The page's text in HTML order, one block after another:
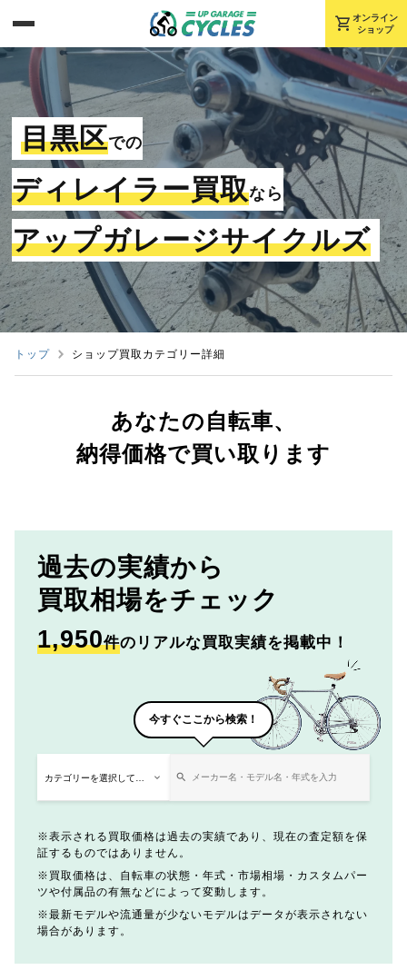
shopping_cart オンライン
ショップ
目黒区での
ディレイラー買取なら
アップガレージサイクルズ
トップ ショップ買取カテゴリー詳細
あなたの自転車、
納得価格で買い取ります
過去の実績から
買取相場をチェック
1,950件のリアルな買取実績を掲載中！
今すぐここから検索！
表示される買取価格は過去の実績であり、現在の査定額を保
証するものではありません。
買取価格は、自転車の状態・年式・市場相場・カスタムパー
ツや付属品の有無などによって変動します。
最新モデルや流通量が少ないモデルはデータが表示されない
場合があります。